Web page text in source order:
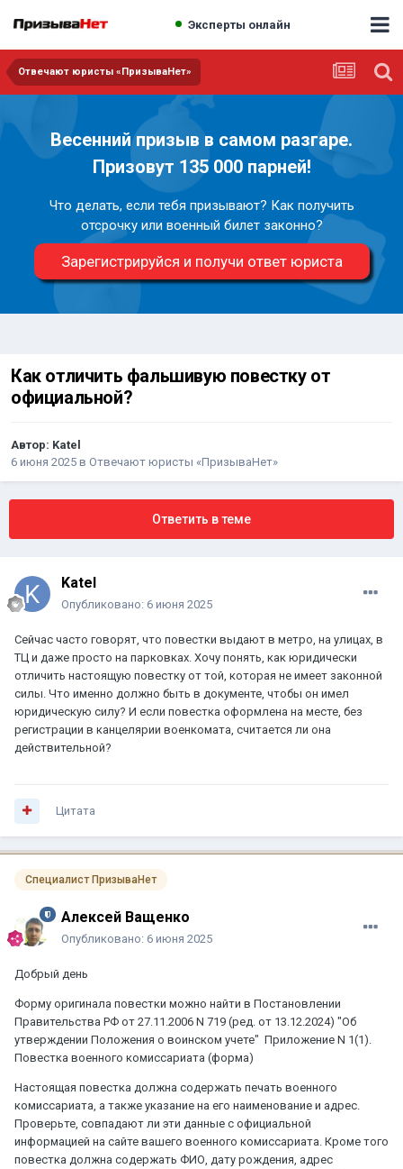
Эксперты онлайн
Отвечают юристы «ПризываНет»
Весенний призыв в самом разгаре.
Призовут 135 000 парней!
Что делать, если тебя призывают? Как получить
отсрочку или военный билет законно?
Зарегистрируйся и получи ответ юриста
Как отличить фальшивую повестку от
официальной?
Автор: Katel
6 июня 2025 в Отвечают юристы «ПризываНет»
Ответить в теме
Katel
Опубликовано: 6 июня 2025
Сейчас часто говорят, что повестки выдают в метро, на улицах, в
ТЦ и даже просто на парковках. Хочу понять, как юридически
отличить настоящую повестку от той, которая не имеет законной
силы. Что именно должно быть в документе, чтобы он имел
юридическую силу? И если повестка оформлена на месте, без
регистрации в канцелярии военкомата, считается ли она
действительной?
Цитата
Специалист ПризываНет
Алексей Ващенко
Опубликовано: 6 июня 2025
Добрый день
Форму оригинала повестки можно найти в Постановлении
Правительства РФ от 27.11.2006 N 719 (ред. от 13.12.2024) "Об
утверждении Положения о воинском учете" Приложение N 1(1).
Повестка военного комиссариата (форма)
Настоящая повестка должна содержать печать военного
комиссариата, а также указание на его наименование и адрес.
Проверьте, совпадают ли эти данные с официальной
информацией на сайте вашего военного комиссариата. Кроме того
повестка должна содержать ФИО, дату рождения, адрес